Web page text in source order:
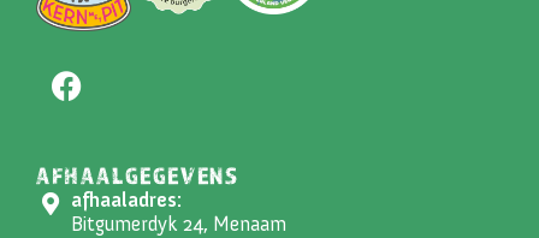
AFHAALGEGEVENS
afhaaladres:
Bitgumerdyk 24, Menaam